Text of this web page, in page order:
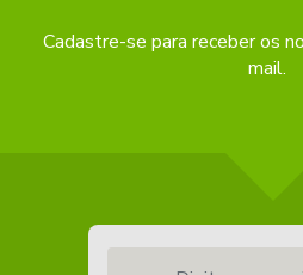
Cadastre-se para receber os
mail.